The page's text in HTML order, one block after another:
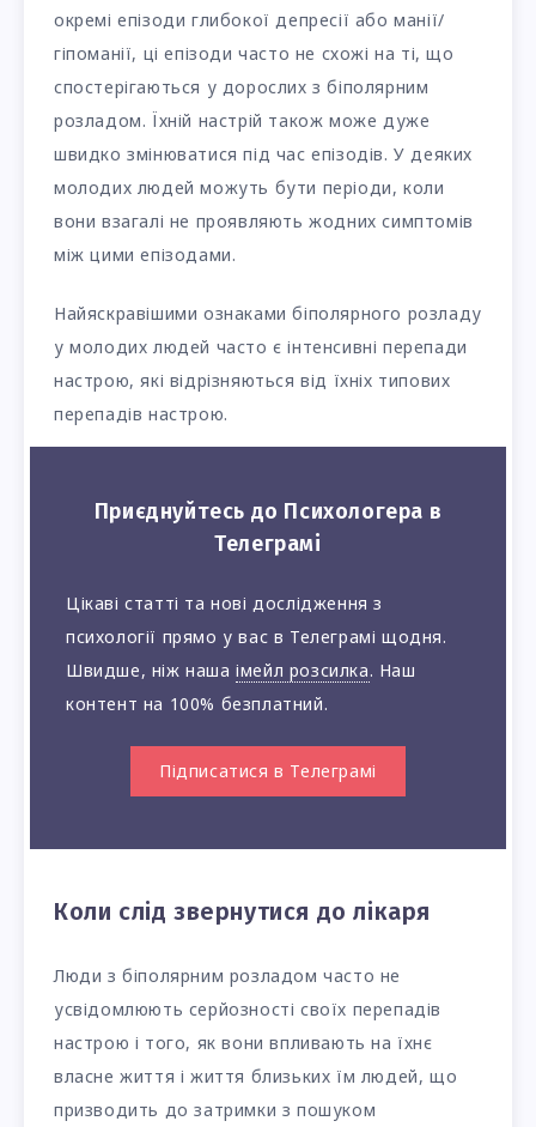
окремі епізоди глибокої депресії або манії/
гіпоманії, ці епізоди часто не схожі на ті, що
спостерігаються у дорослих з біполярним
розладом. Їхній настрій також може дуже
швидко змінюватися під час епізодів. У деяких
молодих людей можуть бути періоди, коли
вони взагалі не проявляють жодних симптомів
між цими епізодами.
Найяскравішими ознаками біполярного розладу
у молодих людей часто є інтенсивні перепади
настрою, які відрізняються від їхніх типових
перепадів настрою.
Приєднуйтесь до Психологера в
Телеграмі
Цікаві статті та нові дослідження з
психології прямо у вас в Телеграмі щодня.
Швидше, ніж нашаімейл розсилка. Наш
контент на 100% безплатний.
Підписатися в Телеграмі
Коли слід звернутися до лікаря
Люди з біполярним розладом часто не
усвідомлюють серйозності своїх перепадів
настрою і того, як вони впливають на їхнє
власне життя і життя близьких їм людей, що
призводить до затримки з пошуком